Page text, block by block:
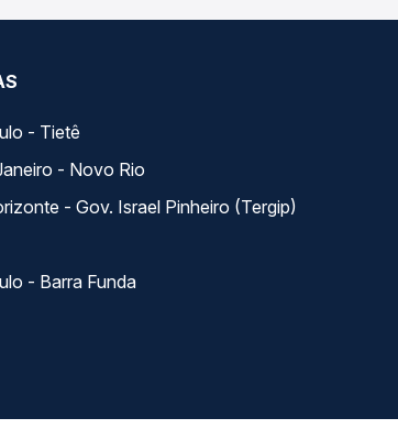
- Tietê
- Novo Rio
- Gov. Israel Pinheiro (Tergip)
- Barra Funda